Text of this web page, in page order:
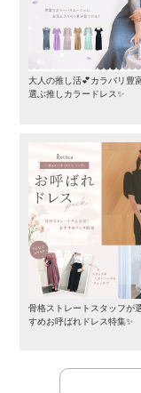
大人の推し活💕カラバリ豊
選ぶ推しカラードレス✨
骨格ストレートスタッフが
すめお呼ばれドレス特集✨